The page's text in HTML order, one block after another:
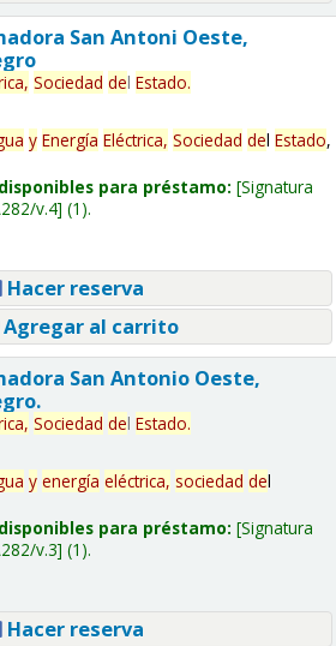
San Antoni Oeste,
Sociedad del Estado.
y Energía Eléctrica, Sociedad del Estado,
para préstamo: Signatura
v.4 (1).
Hacer reserva
Agregar al carrito
San Antonio Oeste,
Sociedad del Estado.
y energía eléctrica, sociedad del
para préstamo: Signatura
v.3 (1).
Hacer reserva